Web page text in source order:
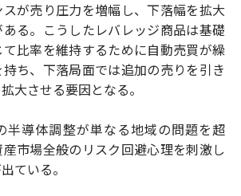
が売り圧力を増幅し、下落幅を拡大
る。こうしたレバレッジ商品は基礎
比率を維持するために自動売買が繰
ち、下落局面では追加の売りを引き
大させる要因となる。
半導体調整が単なる地域の問題を超
市場全般のリスク回避心理を刺激し
ている。